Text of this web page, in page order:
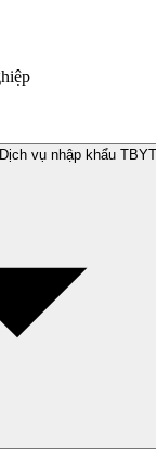
vụ nhập khẩu TBYT